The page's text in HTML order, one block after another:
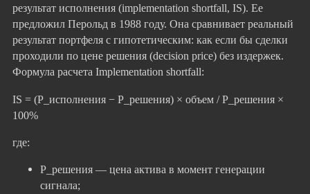
результат исполнения (implementation shortfall, IS). Ее
предложил Перольд в 1988 году. Она сравнивает реальный
результат портфеля с гипотетическим: как если бы сделки
проходили по цене решения (decision price) без издержек.
Формула расчета Implementation shortfall:
IS = (P_исполнения − P_решения) × объем / P_решения ×
100%
где:
P_решения — цена актива в момент генерации
сигнала;